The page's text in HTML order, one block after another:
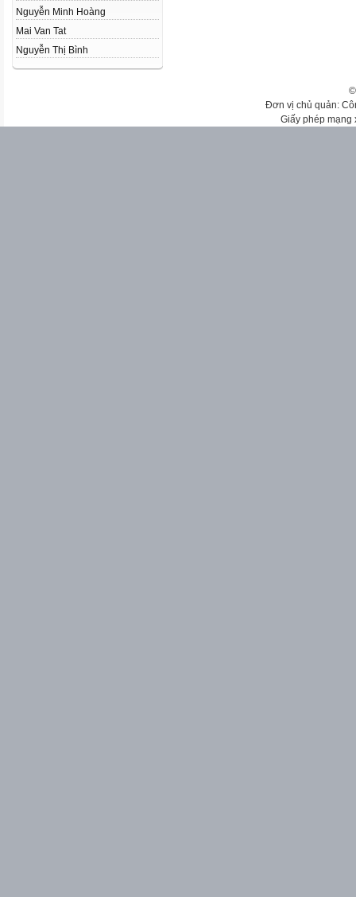
Nguyễn Minh Hoàng
Mai Van Tat
Nguyễn Thị Bình
Đơn vị chủ quản:
Giấy phép mạng